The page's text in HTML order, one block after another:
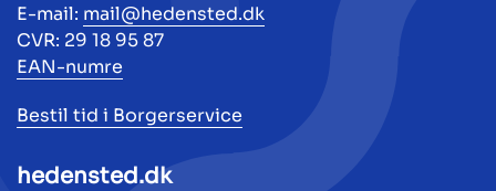
E-mail: mail@hedensted.dk
CVR: 29 18 95 87
EAN-numre
Bestil tid i Borgerservice
hedensted.dk